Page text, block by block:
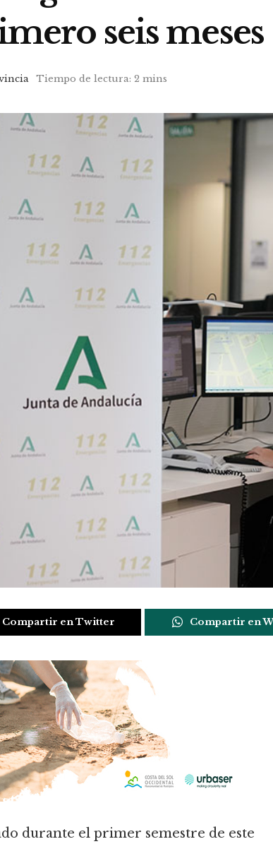
seis meses
Tiempo de lectura: 2 mins
Compartir en Twitter Compartir en
durante el primer semestre de este